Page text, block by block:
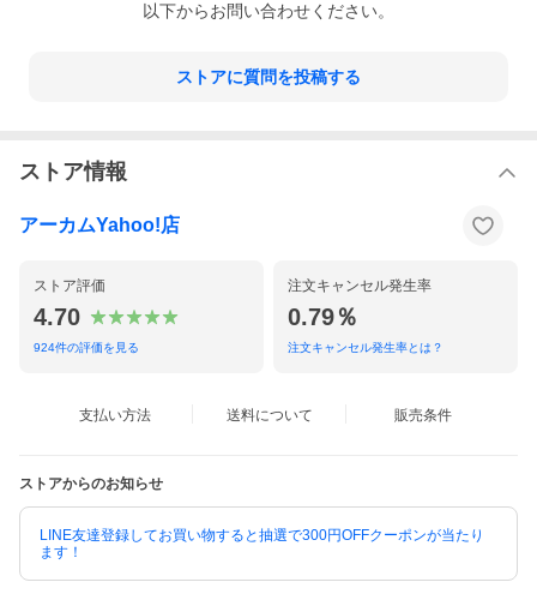
以下からお問い合わせください。
ストアに質問を投稿する
ストア情報
アーカムYahoo!店
ストア評価
4.70
924件の評価を見る
注文キャンセル発生率
0.79％
注文キャンセル発生率とは？
支払い方法 送料について 販売条件
ストアからのお知らせ
LINE友達登録してお買い物すると抽選で300円OFFクーポンが当たり
ます！